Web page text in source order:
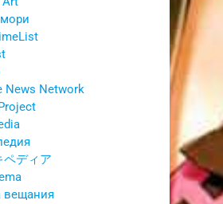
по людям
назад
из 11 серии
News Network
ペディア
вещания